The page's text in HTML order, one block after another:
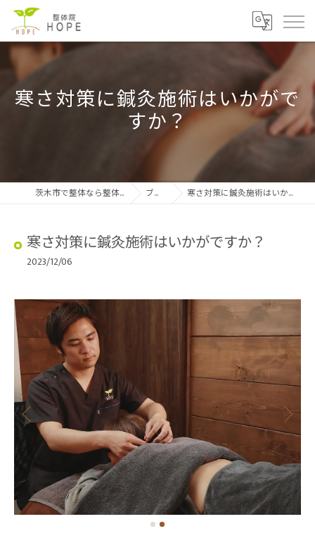
寒さ対策に鍼灸施術はいかがで
すか？
茨木市で整体なら整体院HOPE ブログ 寒さ対策に鍼灸施術はいかがですか？
寒さ対策に鍼灸施術はいかがですか？
2023/12/06